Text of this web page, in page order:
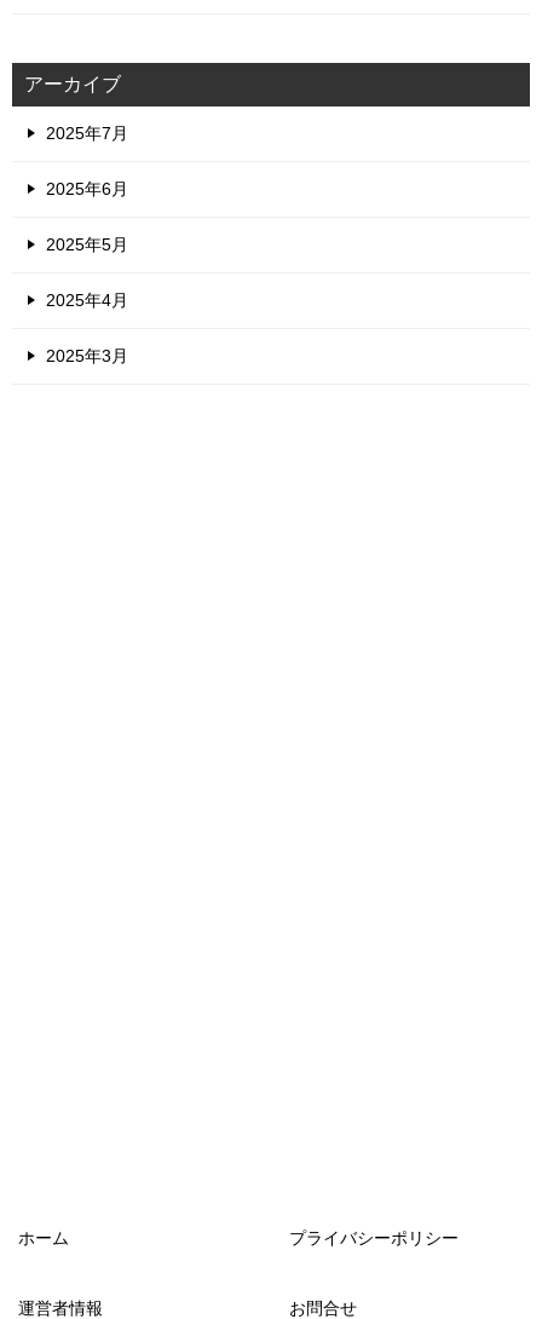
アーカイブ
2025年7月
2025年6月
2025年5月
2025年4月
2025年3月
ホーム プライバシーポリシー
運営者情報 お問合せ